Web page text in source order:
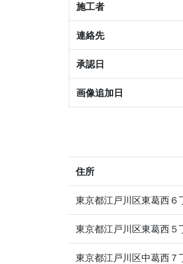
施工者
連絡先
承認日
画像追加日
住所
東京都江戸川区東葛西６
東京都江戸川区東葛西５
東京都江戸川区中葛西７